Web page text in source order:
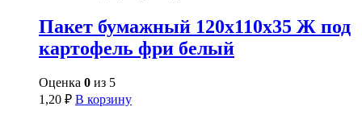
Пакет бумажный 120х110х35 Ж под
картофель фри белый
Оценка 0 из 5
1,20 ₽ В корзину